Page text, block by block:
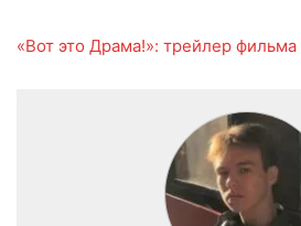
«Вот это Драма!»: трейлер фильма